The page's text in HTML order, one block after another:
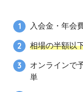
入会金・年会
相場の半額以
オンラインで
単